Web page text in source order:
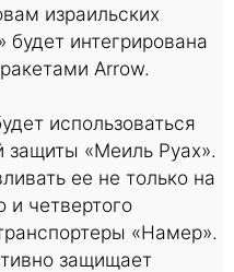
израильских
интегрирована
Arrow.
использоваться
защиты «Меиль Руах».
ее не только на
и четвертого
«Намер».
защищает